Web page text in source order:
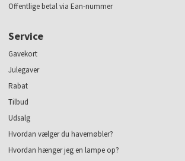
Offentlige betal via Ean-nummer
Service
Gavekort
Julegaver
Rabat
Tilbud
Udsalg
Hvordan vælger du havemøbler?
Hvordan hænger jeg en lampe op?